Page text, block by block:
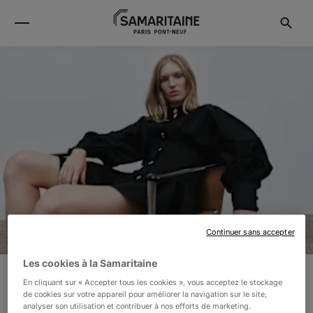
AJE
Les cookies à la Samaritaine
En cliquant sur « Accepter tous les cookies », vous acceptez le stockage
de cookies sur votre appareil pour améliorer la navigation sur le site,
analyser son utilisation et contribuer à nos efforts de marketing.
Continuer sans accepter